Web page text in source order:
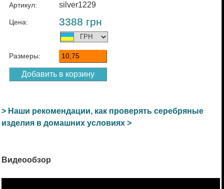
Артикул: silver1229
Цена: 3388 грн
Размеры: 10,75
> Наши рекомендации, как проверять серебряные
изделия в домашних условиях >
Видеообзор